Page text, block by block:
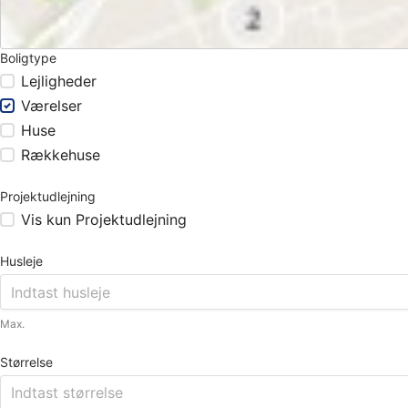
Boligtype
Lejligheder
Værelser
Huse
Rækkehuse
Projektudlejning
Vis kun Projektudlejning
Husleje
Max.
Størrelse